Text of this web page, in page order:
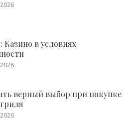
Казино в условиях
верный выбор при покупке